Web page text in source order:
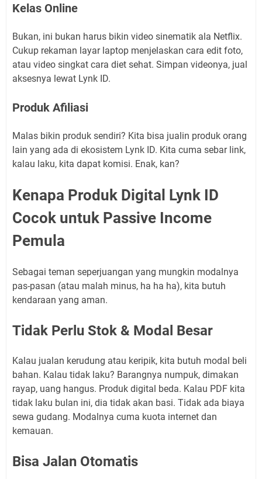
Kelas Online
Bukan, ini bukan harus bikin video sinematik ala Netflix.
Cukup rekaman layar laptop menjelaskan cara edit foto,
atau video singkat cara diet sehat. Simpan videonya, jual
aksesnya lewat Lynk ID.
Produk Afiliasi
Malas bikin produk sendiri? Kita bisa jualin produk orang
lain yang ada di ekosistem Lynk ID. Kita cuma sebar link,
kalau laku, kita dapat komisi. Enak, kan?
Kenapa Produk Digital Lynk ID
Cocok untuk Passive Income
Pemula
Sebagai teman seperjuangan yang mungkin modalnya
pas-pasan (atau malah minus, ha ha ha), kita butuh
kendaraan yang aman.
Tidak Perlu Stok & Modal Besar
Kalau jualan kerudung atau keripik, kita butuh modal beli
bahan. Kalau tidak laku? Barangnya numpuk, dimakan
rayap, uang hangus. Produk digital beda. Kalau PDF kita
tidak laku bulan ini, dia tidak akan basi. Tidak ada biaya
sewa gudang. Modalnya cuma kuota internet dan
kemauan.
Bisa Jalan Otomatis